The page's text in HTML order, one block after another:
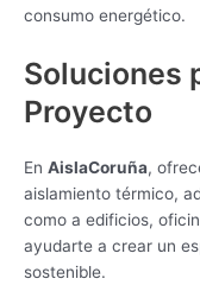
consumo energético.
Soluciones
Proyecto
En AislaCoruña,
aislamiento térmico,
como a edificios,
ayudarte a crear un
sostenible.